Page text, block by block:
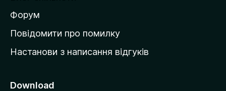
в
к
M
z
Форум
Повідомити про помилку
Настанови з написання відгуків
Download